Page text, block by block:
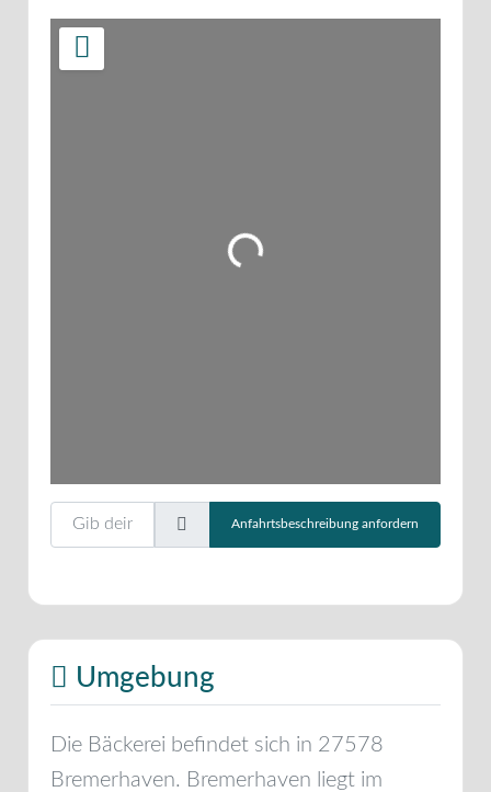
Wird geladen …
Gib deinen Standort ein.
Anfahrtsbeschreibung anfordern
Umgebung
Die Bäckerei befindet sich in 27578
Bremerhaven. Bremerhaven liegt im